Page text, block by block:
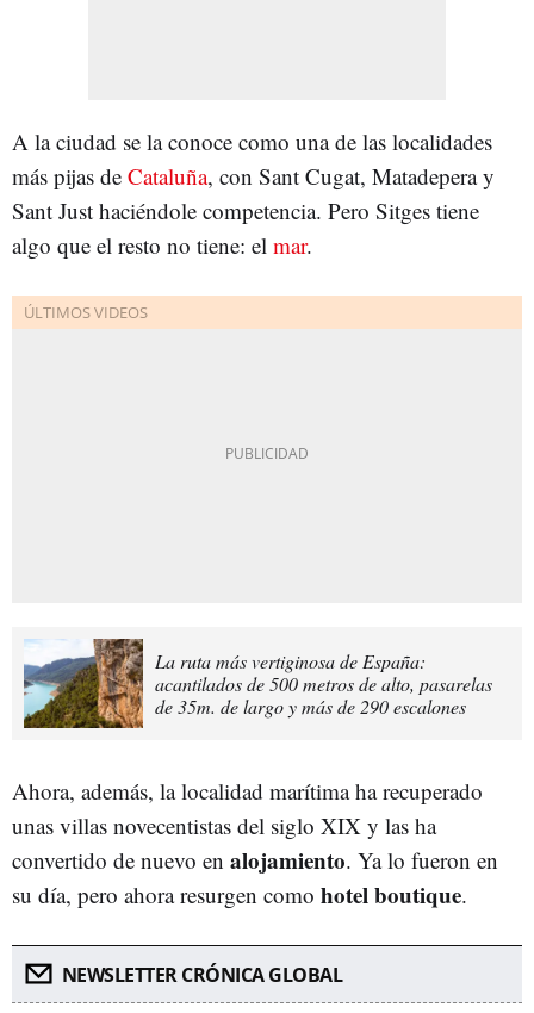
A la ciudad se la conoce como una de las localidades
más pijas de Cataluña, con Sant Cugat, Matadepera y
Sant Just haciéndole competencia. Pero Sitges tiene
algo que el resto no tiene: el mar.
La ruta más vertiginosa de España:
acantilados de 500 metros de alto, pasarelas
de 35m. de largo y más de 290 escalones
Ahora, además, la localidad marítima ha recuperado
unas villas novecentistas del siglo XIX y las ha
convertido de nuevo en alojamiento. Ya lo fueron en
su día, pero ahora resurgen como hotel boutique.
NEWSLETTER CRÓNICA GLOBAL